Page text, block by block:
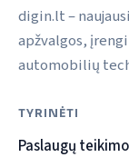
digin.lt –
apžvalgos,
automobilių
TYRINĖTI
Paslaugų